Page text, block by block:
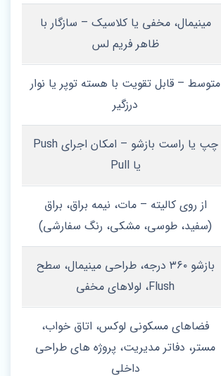
مینیمال، مخفی یا کلاسیک – سازگار با
ظاهر فریم‌ لس
متوسط – قابل تقویت با هسته توپر یا نوار
درزگیر
چپ یا راست‌ بازشو – امکان اجرای Push
یا Pull
از روی کالیته – مات، نیمه‌ براق، براق
(سفید، طوسی، مشکی، رنگ سفارشی)
بازشو ۳۶۰ درجه، طراحی مینیمال، سطح
Flush، لولاهای مخفی
فضاهای مسکونی لوکس، اتاق خواب،
مستر، دفاتر مدیریت، پروژه‌ های طراحی
داخلی